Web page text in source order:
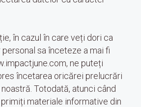
în cazul în care veți dori ca
sa înceteze a mai fi
ne puteți
încetarea oricărei prelucrări
Totodată, atunci când
materiale informative din